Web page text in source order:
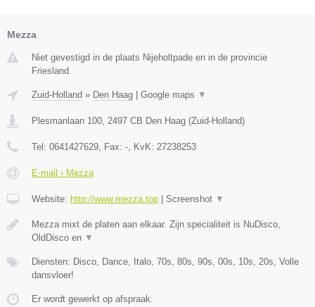
Mezza
Niet gevestigd in de plaats Nijeholtpade en in de provincie
Friesland.
Zuid-Holland » Den Haag Google maps ▼
Plesmanlaan 100 2497 CB Den Haag (Zuid-Holland)
Tel: 0641427629 , Fax: - , KvK: 27238253
E-mail › Mezza
Website: http://www.mezza.top Screenshot ▼
Mezza mixt de platen aan elkaar. Zijn specialiteit is NuDisco,
OldDisco en ▼
Diensten: Disco, Dance, Italo, 70s, 80s, 90s, 00s, 10s, 20s, Volle
dansvloer!
Er wordt gewerkt op afspraak.